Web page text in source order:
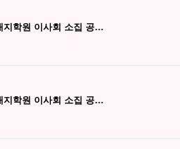
지학원 이사회 소집 공…
지학원 이사회 소집 공…